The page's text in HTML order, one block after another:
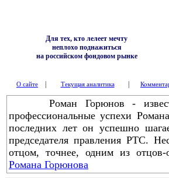
Для тех, кто лелеет мечту
неплохо поднажиться
на российском фондовом рынке
О сайте Текущая аналитика
Роман Горюнов -
профессиональные успехи
последних лет он успешно
председателя правления РТС.
отцом, точнее, одним из
Романа Горюнова